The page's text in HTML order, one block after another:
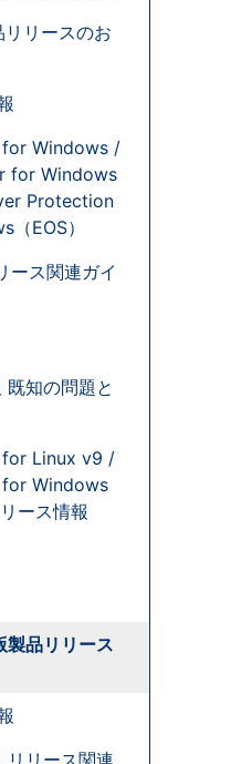
リースのお
for Windows /
for Windows
Protection
EOS）
ース関連ガイ
知の問題と
for Linux v9 /
Windows
ース情報
品リリース
リース関連